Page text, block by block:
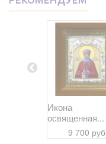
Икона
освященная...
9 700 руб